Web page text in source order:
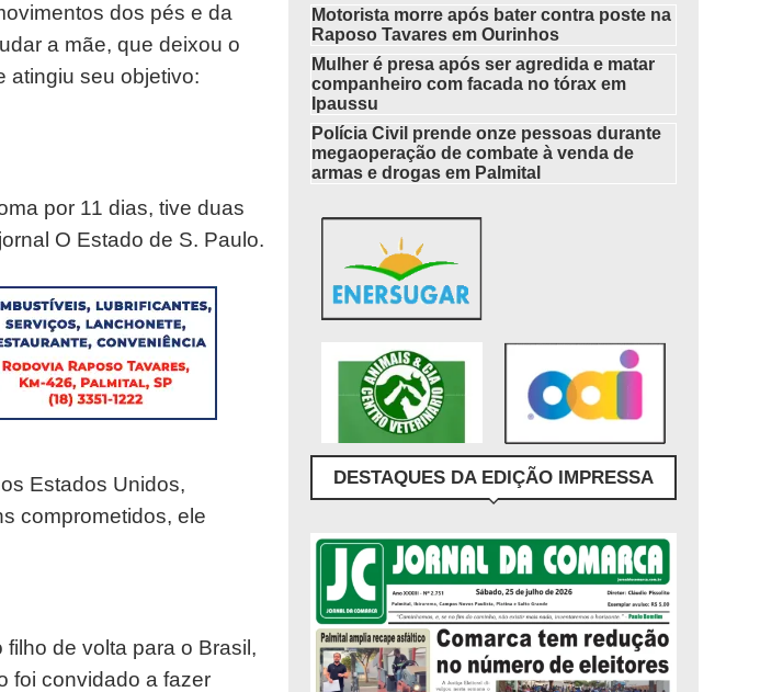
dos pés e da
a mãe, que deixou o
atingiu seu objetivo:
por 11 dias, tive duas
O Estado de S. Paulo.
Estados Unidos,
comprometidos, ele
de volta para o Brasil,
foi convidado a fazer
Motorista morre após bater contra poste na
Raposo Tavares em Ourinhos
Mulher é presa após ser agredida e matar
companheiro com facada no tórax em
Ipaussu
Polícia Civil prende onze pessoas durante
megaoperação de combate à venda de
armas e drogas em Palmital
DESTAQUES DA EDIÇÃO IMPRESSA